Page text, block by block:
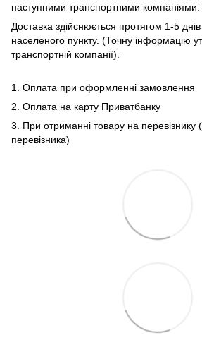
наступними транспортними
Доставка здійснюється протягом 1-5 днів
населеного пункту. (Точну інформацію
транспортній компанії).
1. Оплата при оформленні замовлення
2. Оплата на карту Приватбанку
3. При отриманні товару на
перевізника)